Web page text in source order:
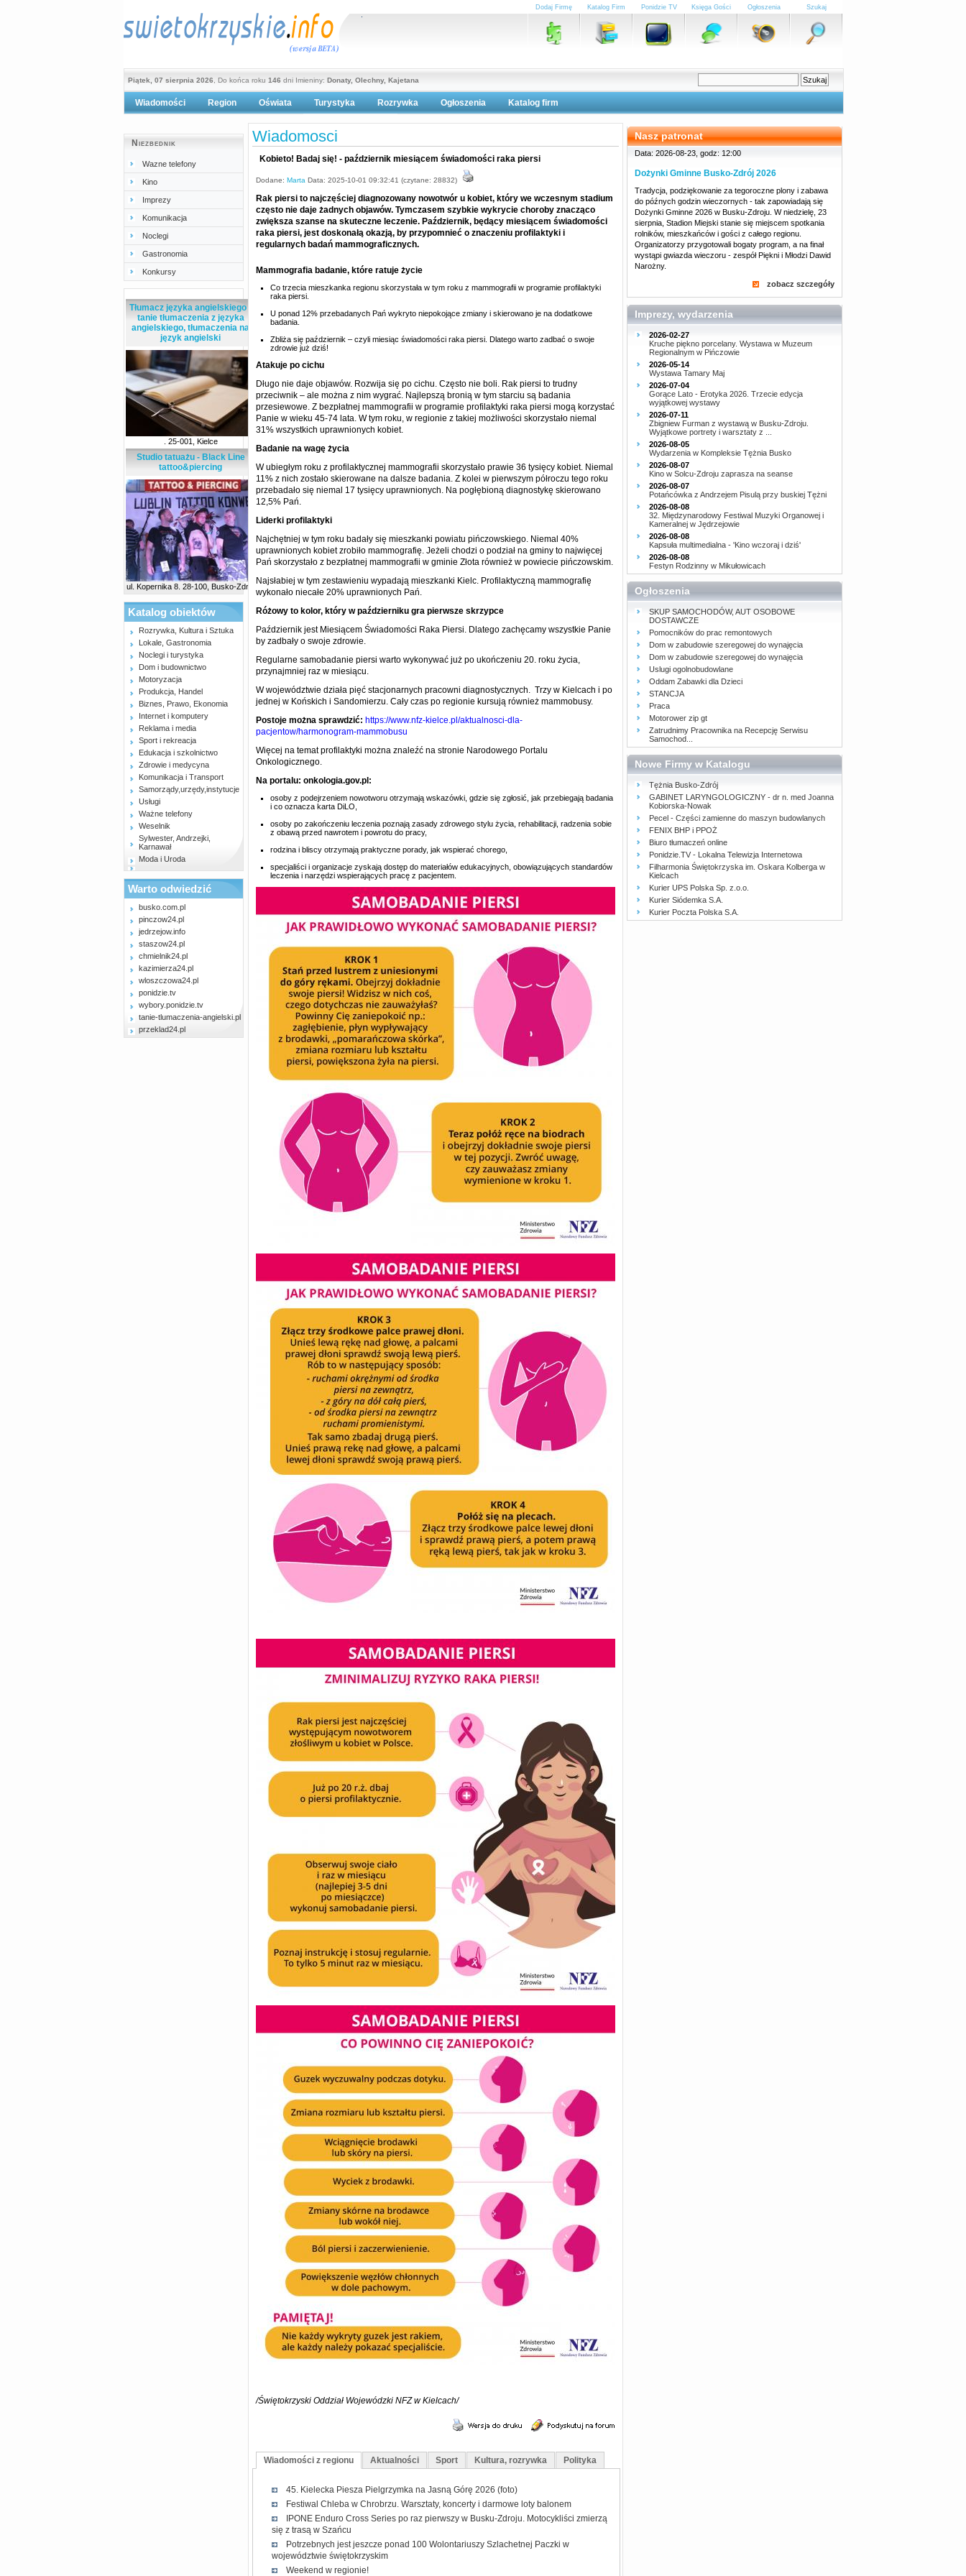
Szukaj
Ogłoszenia
Księga Gości
Ponidzie TV
Katalog Firm
Dodaj Firmę
Piątek, 07 sierpnia 2026 , Do końca roku 146 dni Imieniny: Donaty, Olechny, Kajetana
Wiadomości Region Oświata Turystyka
Polityka prywatności
Rozrywka Ogłoszenia Katalog firm
Niezbednik
Wazne telefony
Kino
Imprezy
Komunikacja
Noclegi
Gastronomia
Konkursy
Tłumacz języka angielskiego -
tanie tłumaczenia z języka
angielskiego, tłumaczenia na
język angielski
. 25-001, Kielce
Studio tatuażu - Black Line
tattoo&piercing
ul. Kopernika 8. 28-100, Busko-Zdrój
Katalog obiektów
Rozrywka, Kultura i Sztuka
Lokale, Gastronomia
Noclegi i turystyka
Dom i budownictwo
Motoryzacja
Produkcja, Handel
Biznes, Prawo, Ekonomia
Internet i komputery
Reklama i media
Sport i rekreacja
Edukacja i szkolnictwo
Zdrowie i medycyna
Komunikacja i Transport
Samorządy,urzędy,instytucje
Usługi
Ważne telefony
Weselnik
Sylwester, Andrzejki,
Karnawał
Moda i Uroda
Warto odwiedzić
busko.com.pl
pinczow24.pl
jedrzejow.info
staszow24.pl
chmielnik24.pl
kazimierza24.pl
wloszczowa24.pl
ponidzie.tv
wybory.ponidzie.tv
tanie-tlumaczenia-angielski.pl
przeklad24.pl
Wiadomosci
Kobieto! Badaj się! - październik miesiącem świadomości raka piersi
Dodane: Marta Data: 2025-10-01 09:32:41 (czytane: 28832)
Rak piersi to najczęściej diagnozowany nowotwór u kobiet, który we wczesnym stadium
często nie daje żadnych objawów. Tymczasem szybkie wykrycie choroby znacząco
zwiększa szanse na skuteczne leczenie. Październik, będący miesiącem świadomości
raka piersi, jest doskonałą okazją, by przypomnieć o znaczeniu profilaktyki i
regularnych badań mammograficznych.
Mammografia badanie, które ratuje życie
Co trzecia mieszkanka regionu skorzystała w tym roku z mammografii w programie profilaktyki
raka piersi.
U ponad 12% przebadanych Pań wykryto niepokojące zmiany i skierowano je na dodatkowe
badania.
Zbliża się październik – czyli miesiąc świadomości raka piersi. Dlatego warto zadbać o swoje
zdrowie już dziś!
Atakuje po cichu
Długo nie daje objawów. Rozwija się po cichu. Często nie boli. Rak piersi to trudny
przeciwnik – ale można z nim wygrać. Najlepszą bronią w tym starciu są badania
przesiewowe. Z bezpłatnej mammografii w programie profilaktyki raka piersi mogą korzystać
Panie w wieku 45-74 lata. W tym roku, w regionie z takiej możliwości skorzystało niemal
31% wszystkich uprawnionych kobiet.
Badanie na wagę życia
W ubiegłym roku z profilaktycznej mammografii skorzystało prawie 36 tysięcy kobiet. Niemal
11% z nich zostało skierowane na dalsze badania. Z kolei w pierwszym półroczu tego roku
przebadało się niemal 17 tysięcy uprawnionych. Na pogłębioną diagnostykę skierowano
12,5% Pań.
Liderki profilaktyki
Najchętniej w tym roku badały się mieszkanki powiatu pińczowskiego. Niemal 40%
uprawnionych kobiet zrobiło mammografię. Jeżeli chodzi o podział na gminy to najwięcej
Pań skorzystało z bezpłatnej mammografii w gminie Złota również w powiecie pińczowskim.
Najsłabiej w tym zestawieniu wypadają mieszkanki Kielc. Profilaktyczną mammografię
wykonało niecałe 20% uprawnionych Pań.
Różowy to kolor, który w październiku gra pierwsze skrzypce
Październik jest Miesiącem Świadomości Raka Piersi. Dlatego zachęcamy wszystkie Panie
by zadbały o swoje zdrowie.
Regularne samobadanie piersi warto wykonywać już po ukończeniu 20. roku życia,
przynajmniej raz w miesiącu.
W województwie działa pięć stacjonarnych pracowni diagnostycznych. Trzy w Kielcach i po
jednej w Końskich i Sandomierzu. Cały czas po regionie kursują również mammobusy.
Postoje można sprawdzić: https://www.nfz-kielce.pl/aktualnosci-dla-
pacjentow/harmonogram-mammobusu
Więcej na temat profilaktyki można znaleźć na stronie Narodowego Portalu
Onkologicznego.
Na portalu: onkologia.gov.pl:
osoby z podejrzeniem nowotworu otrzymają wskazówki, gdzie się zgłosić, jak przebiegają badania
i co oznacza karta DiLO,
osoby po zakończeniu leczenia poznają zasady zdrowego stylu życia, rehabilitacji, radzenia sobie
z obawą przed nawrotem i powrotu do pracy,
rodzina i bliscy otrzymają praktyczne porady, jak wspierać chorego,
specjaliści i organizacje zyskają dostęp do materiałów edukacyjnych, obowiązujących standardów
leczenia i narzędzi wspierających pracę z pacjentem.
/Świętokrzyski Oddział Wojewódzki NFZ w Kielcach/
Wiadomości z regionu Aktualności Sport Kultura, rozrywka Polityka
45. Kielecka Piesza Pielgrzymka na Jasną Górę 2026 (foto)
Festiwal Chleba w Chrobrzu. Warsztaty, koncerty i darmowe loty balonem
IPONE Enduro Cross Series po raz pierwszy w Busku-Zdroju. Motocykliści zmierzą
się z trasą w Szańcu
Potrzebnych jest jeszcze ponad 100 Wolontariuszy Szlachetnej Paczki w
województwie świętokrzyskim
Weekend w regionie!
Nasz patronat
Data: 2026-08-23, godz: 12:00
Dożynki Gminne Busko-Zdrój 2026
Tradycja, podziękowanie za tegoroczne plony i zabawa
do późnych godzin wieczornych - tak zapowiadają się
Dożynki Gminne 2026 w Busku-Zdroju. W niedzielę, 23
sierpnia, Stadion Miejski stanie się miejscem spotkania
rolników, mieszkańców i gości z całego regionu.
Organizatorzy przygotowali bogaty program, a na finał
wystąpi gwiazda wieczoru - zespół Piękni i Młodzi Dawid
Narożny.
zobacz szczegóły
Imprezy, wydarzenia
2026-02-27
Kruche piękno porcelany. Wystawa w Muzeum
Regionalnym w Pińczowie
2026-05-14
Wystawa Tamary Maj
2026-07-04
Gorące Lato - Erotyka 2026. Trzecie edycja
wyjątkowej wystawy
2026-07-11
Zbigniew Furman z wystawą w Busku-Zdroju.
Wyjątkowe portrety i warsztaty z ...
2026-08-05
Wydarzenia w Kompleksie Tężnia Busko
2026-08-07
Kino w Solcu-Zdroju zaprasza na seanse
2026-08-07
Potańcówka z Andrzejem Pisulą przy buskiej Tężni
2026-08-08
32. Międzynarodowy Festiwal Muzyki Organowej i
Kameralnej w Jędrzejowie
2026-08-08
Kapsuła multimedialna - 'Kino wczoraj i dziś'
2026-08-08
Festyn Rodzinny w Mikułowicach
Ogłoszenia
SKUP SAMOCHODÓW, AUT OSOBOWE
DOSTAWCZE
Pomocników do prac remontowych
Dom w zabudowie szeregowej do wynajęcia
Dom w zabudowie szeregowej do wynajęcia
Uslugi ogolnobudowlane
Oddam Zabawki dla Dzieci
STANCJA
Praca
Motorower zip gt
Zatrudnimy Pracownika na Recepcję Serwisu
Samochod...
Nowe Firmy w Katalogu
Tężnia Busko-Zdrój
GABINET LARYNGOLOGICZNY - dr n. med Joanna
Kobiorska-Nowak
Pecel - Części zamienne do maszyn budowlanych
FENIX BHP i PPOŻ
Biuro tłumaczeń online
Ponidzie.TV - Lokalna Telewizja Internetowa
Filharmonia Świętokrzyska im. Oskara Kolberga w
Kielcach
Kurier UPS Polska Sp. z.o.o.
Kurier Siódemka S.A.
Kurier Poczta Polska S.A.